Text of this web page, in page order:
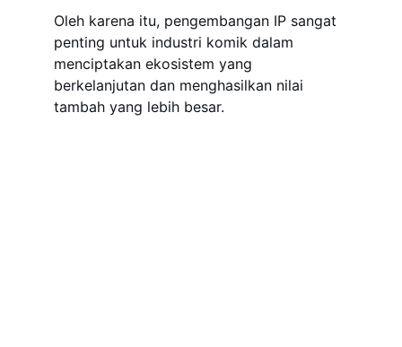
Oleh karena itu, pengembangan IP sangat
penting untuk industri komik dalam
menciptakan ekosistem yang
berkelanjutan dan menghasilkan nilai
tambah yang lebih besar.